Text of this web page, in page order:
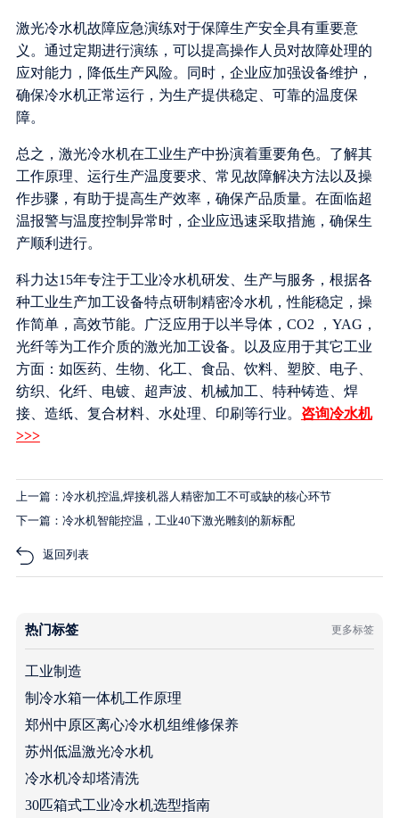
激光冷水机故障应急演练对于保障生产安全具有重要意
义。通过定期进行演练，可以提高操作人员对故障处理的
应对能力，降低生产风险。同时，企业应加强设备维护，
确保冷水机正常运行，为生产提供稳定、可靠的温度保
障。
总之，激光冷水机在工业生产中扮演着重要角色。了解其
工作原理、运行生产温度要求、常见故障解决方法以及操
作步骤，有助于提高生产效率，确保产品质量。在面临超
温报警与温度控制异常时，企业应迅速采取措施，确保生
产顺利进行。
科力达15年专注于工业冷水机研发、生产与服务，根据各
种工业生产加工设备特点研制精密冷水机，性能稳定，操
作简单，高效节能。广泛应用于以半导体，CO2 ，YAG，
光纤等为工作介质的激光加工设备。以及应用于其它工业
方面：如医药、生物、化工、食品、饮料、塑胶、电子、
纺织、化纤、电镀、超声波、机械加工、特种铸造、焊
接、造纸、复合材料、水处理、印刷等行业。 咨询冷水机
>>>
上一篇：冷水机控温,焊接机器人精密加工不可或缺的核心环节
下一篇：冷水机智能控温，工业40下激光雕刻的新标配
返回列表
热门标签 更多标签
工业制造
制冷水箱一体机工作原理
郑州中原区离心冷水机组维修保养
苏州低温激光冷水机
冷水机冷却塔清洗
30匹箱式工业冷水机选型指南